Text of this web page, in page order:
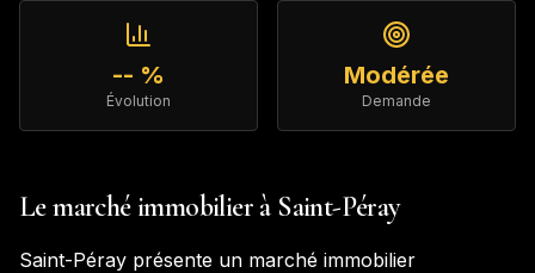
-- %
Évolution
Modérée
Demande
Le marché immobilier à Saint-Péray
Saint-Péray présente un marché immobilier